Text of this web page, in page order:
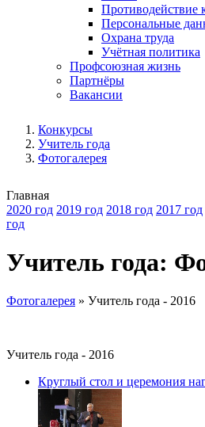
Противодействие
Персональные
Охрана труда
Учётная политика
Профсоюзная жизнь
Партнёры
Вакансии
Конкурсы
Учитель года
Фотогалерея
Главная
2020 год 2019 год 2018 год 2017 год
год
Учитель года:
Фотогалерея » Учитель года - 2016
Учитель года - 2016
Круглый стол и церемония